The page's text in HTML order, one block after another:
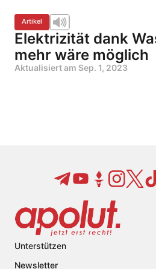
Artikel
Elektrizität dank
mehr wäre möglich
Aktualisiert am Sep. 1, 2023
Unterstützen
Newsletter